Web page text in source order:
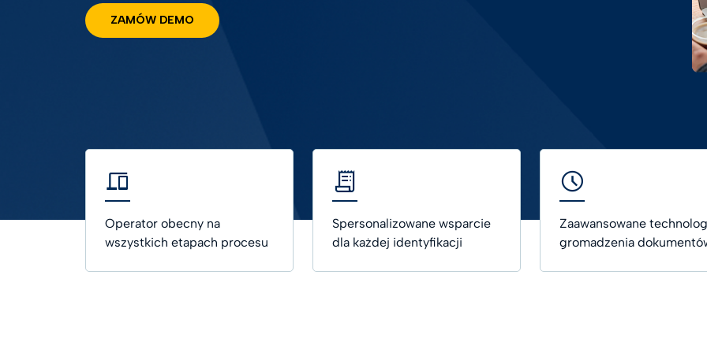
Zobacz wszystkie branże
Digital future magazine
ZAMÓW DEMO
Operator obecny na
wszystkich etapach procesu
Spersonalizowane wsparcie
dla każdej identyfikacji
Zaawansowane
gromadzenia